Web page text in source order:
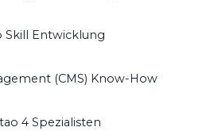
Skill Entwicklung
(CMS) Know-How
4 Spezialisten